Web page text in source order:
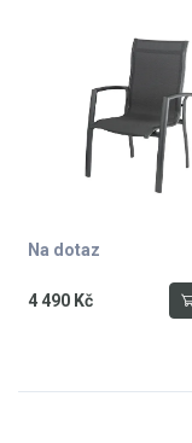
Na dotaz
4 490 Kč